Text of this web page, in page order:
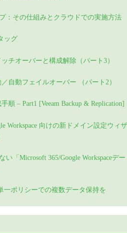
：その仕組みとクラウドでの実施方法
ッグ
チオーバーと構成解除（パート3）
自動フェイルオーバー （パート2）
順 – Part1 [Veeam Backup & Replication]
Workspace 向けの新ドメイン設定ウィザ
「Microsoft 365/Google Workspaceデー
一ポリシーでの複数データ保持を